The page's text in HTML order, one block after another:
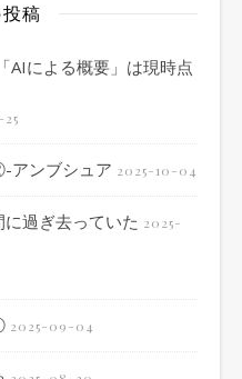
稿
AIによる概要」は現時点
アンブシュア 2025-10-04
過ぎ去っていた 2025-
2025-09-04